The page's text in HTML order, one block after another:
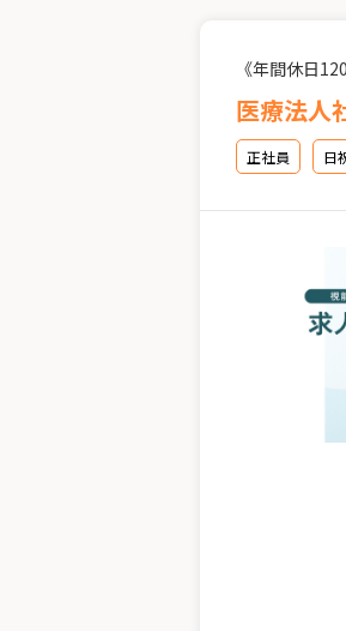
《年間休日
医療法人
正社員 日